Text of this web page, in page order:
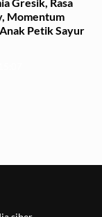
Momentum
Petik Sayur